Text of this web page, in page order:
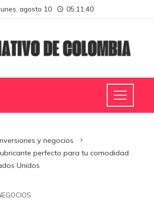
agosto 10 05:11:41
y negocios
perfecto para tu comodidad
Unidos